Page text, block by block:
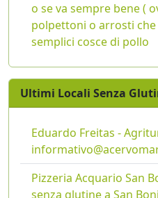
o se va sempre bene (
polpettoni o arrosti
semplici cosce di pollo
Ultimi Locali Senza
Eduardo Freitas -
Pizzeria Acquario San
senza glutine a San